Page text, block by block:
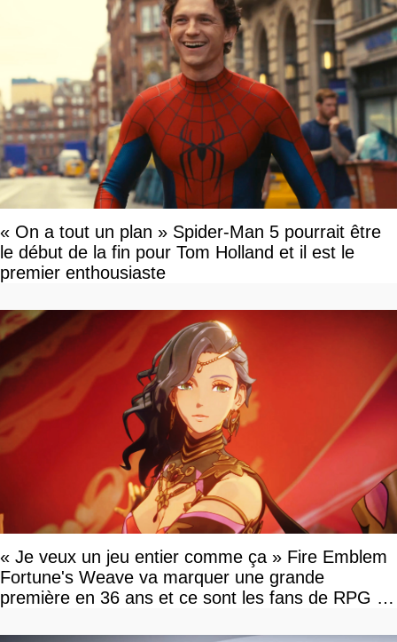
« On a tout un plan » Spider-Man 5 pourrait être
le début de la fin pour Tom Holland et il est le
premier enthousiaste
« Je veux un jeu entier comme ça » Fire Emblem
Fortune's Weave va marquer une grande
première en 36 ans et ce sont les fans de RPG en